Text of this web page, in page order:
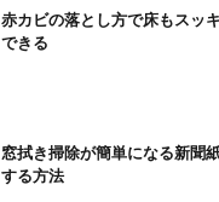
赤カビの落とし方で床もスッ
できる
窓拭き掃除が簡単になる新聞
する方法